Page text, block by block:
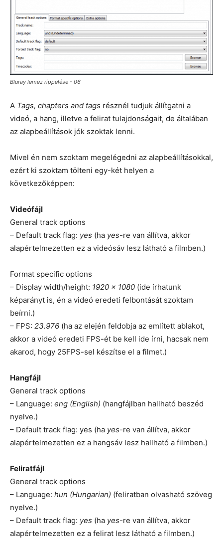
Bluray lemez rippelése - 06
A Tags, chapters and tags résznél tudjuk állítgatni a
videó, a hang, illetve a felirat tulajdonságait, de általában
az alapbeállítások jók szoktak lenni.
Mivel én nem szoktam megelégedni az alapbeállításokkal,
ezért ki szoktam tölteni egy-két helyen a
következőképpen:
Videófájl
General track options
– Default track flag: yes (ha yes-re van állítva, akkor
alapértelmezetten ez a videósáv lesz látható a filmben.)
Format specific options
– Display width/height: 1920 x 1080 (ide írhatunk
képarányt is, én a videó eredeti felbontását szoktam
beírni.)
– FPS: 23.976 (ha az elején feldobja az említett ablakot,
akkor a videó eredeti FPS-ét be kell ide írni, hacsak nem
akarod, hogy 25FPS-sel készítse el a filmet.)
Hangfájl
General track options
– Language: eng (English) (hangfájlban hallható beszéd
nyelve.)
– Default track flag: yes (ha yes-re van állítva, akkor
alapértelmezetten ez a hangsáv lesz hallható a filmben.)
Feliratfájl
General track options
– Language: hun (Hungarian) (feliratban olvasható szöveg
nyelve.)
– Default track flag: yes (ha yes-re van állítva, akkor
alapértelmezetten ez a felirat lesz látható a filmben.)